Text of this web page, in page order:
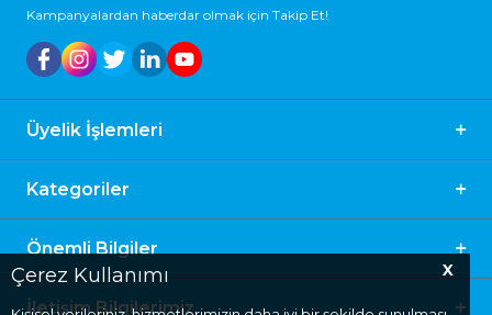
X
Çerez Kullanımı
Kampanyalardan haberdar olmak için Takip Et!
Üyelik İşlemleri
Kategoriler
Önemli Bilgiler
İletişim Bilgilerimiz